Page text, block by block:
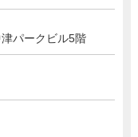
パークビル5階